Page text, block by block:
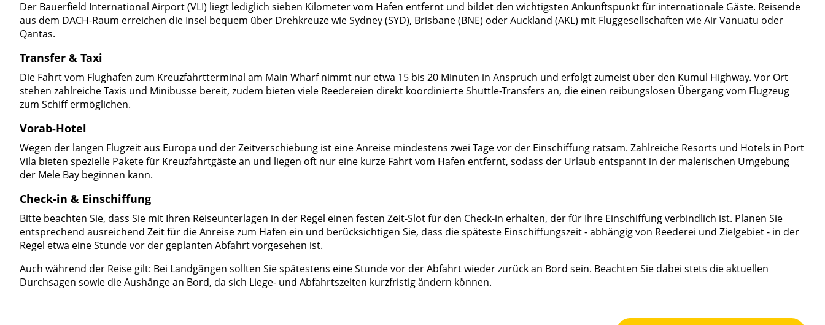
Der Bauerfield International Airport (VLI) liegt lediglich sieben Kilometer vom Hafen entfernt und bildet den wichtigsten Ankunftspunkt für internationale Gäste. Reisende
aus dem DACH-Raum erreichen die Insel bequem über Drehkreuze wie Sydney (SYD), Brisbane (BNE) oder Auckland (AKL) mit Fluggesellschaften wie Air Vanuatu oder
Qantas.
Transfer & Taxi
Die Fahrt vom Flughafen zum Kreuzfahrtterminal am Main Wharf nimmt nur etwa 15 bis 20 Minuten in Anspruch und erfolgt zumeist über den Kumul Highway. Vor Ort
stehen zahlreiche Taxis und Minibusse bereit, zudem bieten viele Reedereien direkt koordinierte Shuttle-Transfers an, die einen reibungslosen Übergang vom Flugzeug
zum Schiff ermöglichen.
Vorab-Hotel
Wegen der langen Flugzeit aus Europa und der Zeitverschiebung ist eine Anreise mindestens zwei Tage vor der Einschiffung ratsam. Zahlreiche Resorts und Hotels in Port
Vila bieten spezielle Pakete für Kreuzfahrtgäste an und liegen oft nur eine kurze Fahrt vom Hafen entfernt, sodass der Urlaub entspannt in der malerischen Umgebung
der Mele Bay beginnen kann.
Check-in & Einschiffung
Bitte beachten Sie, dass Sie mit Ihren Reiseunterlagen in der Regel einen festen Zeit-Slot für den Check-in erhalten, der für Ihre Einschiffung verbindlich ist. Planen Sie
entsprechend ausreichend Zeit für die Anreise zum Hafen ein und berücksichtigen Sie, dass die späteste Einschiffungszeit - abhängig von Reederei und Zielgebiet - in der
Regel etwa eine Stunde vor der geplanten Abfahrt vorgesehen ist.
Auch während der Reise gilt: Bei Landgängen sollten Sie spätestens eine Stunde vor der Abfahrt wieder zurück an Bord sein. Beachten Sie dabei stets die aktuellen
Durchsagen sowie die Aushänge an Bord, da sich Liege- und Abfahrtszeiten kurzfristig ändern können.